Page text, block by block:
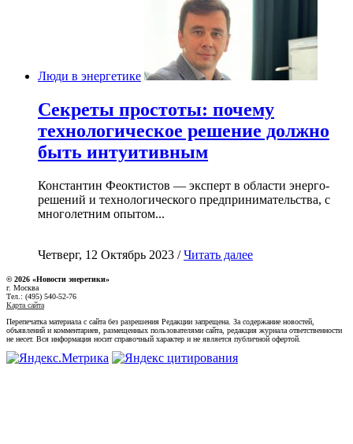
Люди в энергетике
Секреты простоты: почему
технологическое решение должно
быть интуитивным
Константин Феоктистов — эксперт в области энерго-
решений и технологического предпринимательства, с
многолетним опытом...
Четверг, 12 Октябрь 2023 /Читать далее
© 2026 «Новости энеретики»
г. Москва
Тел.: (495) 540-52-76
Карта сайта
Перепечатка материала с сайта без разрешения Редакции запрещена. За содержание новостей,
объявлений и комментариев, размещенных пользователями сайта, редакция журнала ответственности
не несет. Вся информация носит справочный характер и не является публичной офертой.